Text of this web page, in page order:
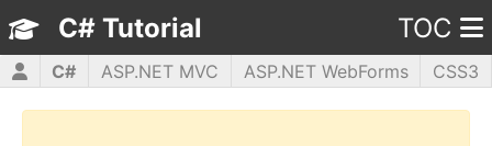
C# Tutorial TOC
C# ASP.NET MVC ASP.NET WebForms
CSS3
HTML5
JavaScript jQuery PHP5 WPF